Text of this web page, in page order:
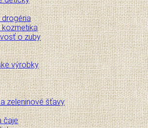
drogéria
kozmetika
o zuby
výrobky
zeleninové šťavy
čaje